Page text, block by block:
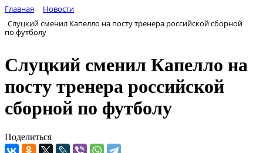
Главная
Новости
Слуцкий сменил Капелло на посту тренера российской сборной
по футболу
Слуцкий сменил Капелло на
посту тренера российской
сборной по футболу
Поделиться